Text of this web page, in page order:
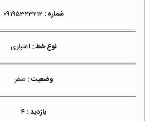
شماره : 09195323212
نوع خط : اعتباری
وضعیت : صفر
بازدید :